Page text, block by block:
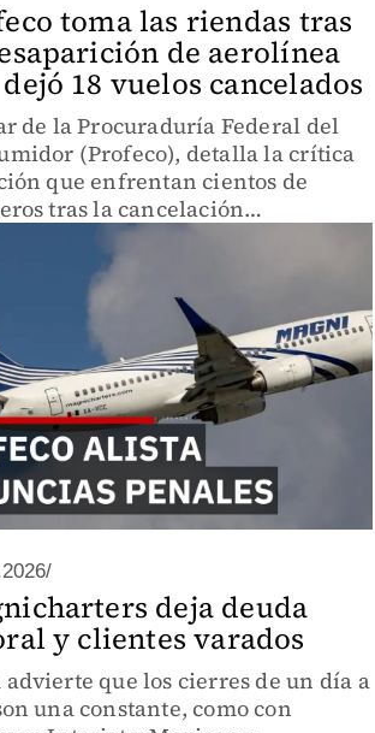
toma las riendas tras
de aerolínea
18 vuelos cancelados
de la Procuraduría Federal del
(Profeco), detalla la crítica
que enfrentan cientos de
tras la cancelación
de 18 vuelos este fin de
de Pascua.
deja deuda
y clientes varados
advierte que los cierres de un día a
una constante, como con